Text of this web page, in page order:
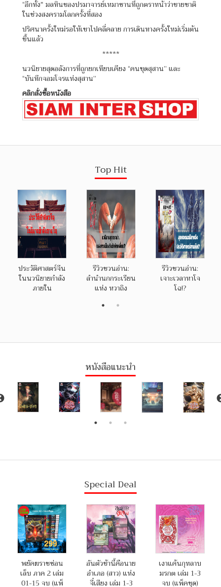
“อีกทั้ง" มลทินของปรมาจารย์เหมาซานที่ถูกตราหน้าว่าขายชาติ
ในช่วงสงครามโลกครั้งที่สอง
ปริศนาครั้งใหม่รอให้เขาไปคลี่คลาย การเดินทางครั้งใหม่เริ่มต้น
ขึ้นแล้ว
*****
นวนิยายสุดอลังการที่ถูกยกเทียบเคียง “คนขุดสุสาน” และ
“บันทึกจอมโจรแห่งสุสาน”
คลิกสั่งซื้อหนังสือ
Top Hit
ประวัติศาสตร์จีน
ในนวนิยายกำลัง
ภายใน
รีวิวชวนอ่าน:
ลำนำนกกระเรียน
แห่ง หวาถิง
รีวิวชวนอ่าน:
เจาะเวลาหาโจ
โฉ!?
หนังสือแนะนำ
Special Deal
พยัคฆราชซ่อน
เล็บ ภาค 2 เล่ม
01-15 จบ (แพ็
อันตัวข้านี้คือนาย
อำเภอ (สาว) แห่ง
จี๋เสียง เล่ม 1-3
เงาแค้นกุหลาบ
มรกต เล่ม 1-3
จบ (แพ็คชุด)